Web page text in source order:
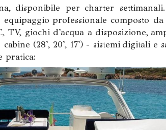
disponibile per charter
professionale composto da
giochi d'acqua a disposizione,
(28', 20', 17') - sistemi digitali e
pratica: